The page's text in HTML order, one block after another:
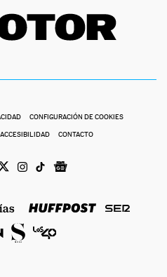
CONFIGURACIÓN DE COOKIES
ACCESIBILIDAD CONTACTO